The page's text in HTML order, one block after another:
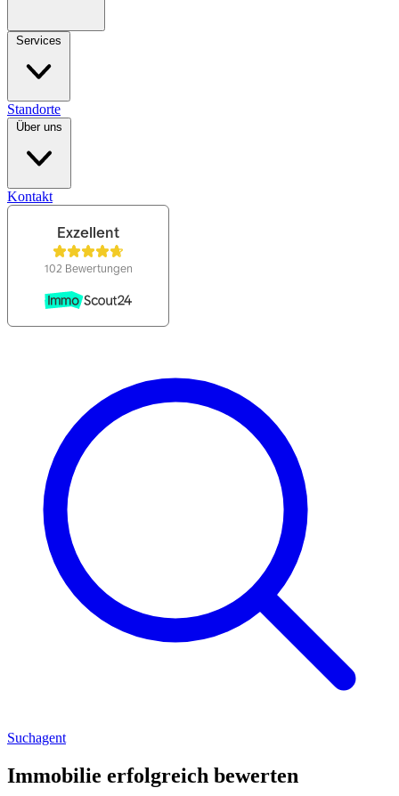
Services
Standorte
Über uns
Kontakt
Suchagent
Immobilie erfolgreich bewerten